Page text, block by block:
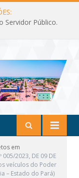
Servidor Público.
em
005/2023, DE 09 DE
veículos do Poder
– Estado do Pará)